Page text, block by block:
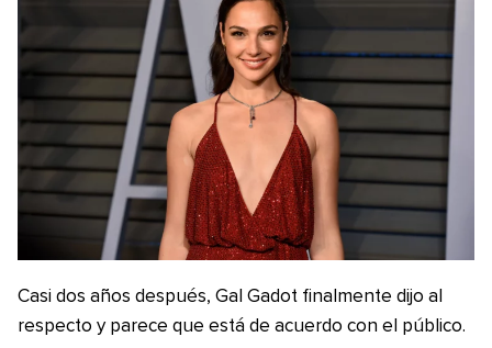
Casi dos años después, Gal Gadot finalmente dijo al
respecto y parece que está de acuerdo con el público.